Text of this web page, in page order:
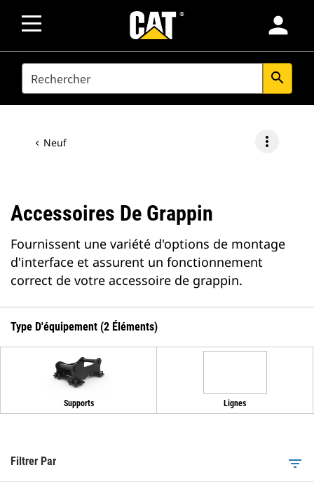
person
SEARCH search
Neuf more_vert
Accessoires De Grappin
Fournissent une variété d'options de montage
d'interface et assurent un fonctionnement
correct de votre accessoire de grappin.
Type D'équipement (2 Éléments)
Supports Lignes
Filtrer Par filter_list